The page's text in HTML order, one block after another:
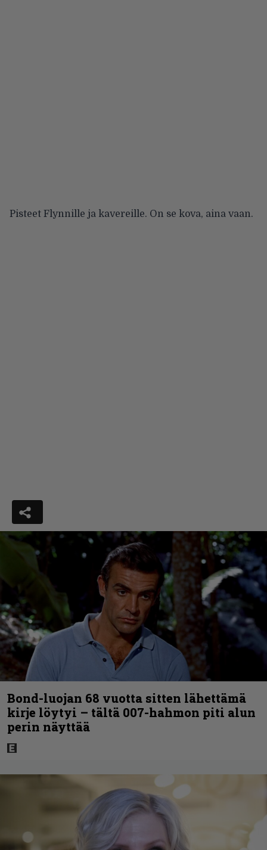
Pisteet Flynnille ja kavereille. On se kova, aina vaan.
Bond-luojan 68 vuotta sitten lähettämä
kirje löytyi – tältä 007-hahmon piti alun
perin näyttää